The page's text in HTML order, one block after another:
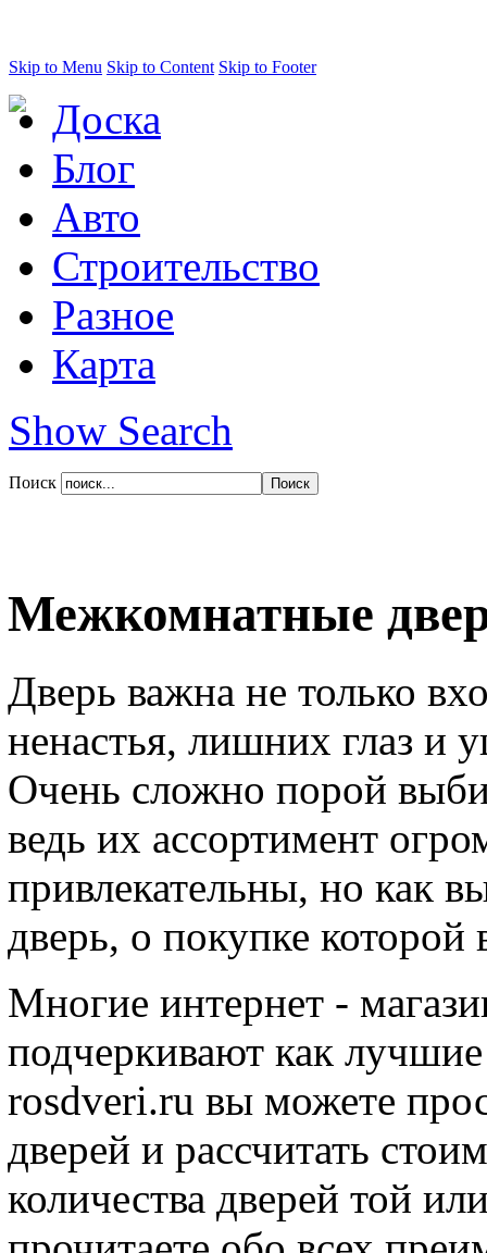
Skip to Menu Skip to Content Skip to Footer
Доска
Блог
Авто
Строительство
Разное
Карта
Show Search
Поиск
Межкомнатные
Дверь важна не только
ненастья, лишних глаз и
Очень сложно порой
ведь их ассортимент
привлекательны, но как
дверь, о покупке
Многие интернет -
подчеркивают как
rosdveri.ru вы можете
дверей и рассчитать
количества дверей той